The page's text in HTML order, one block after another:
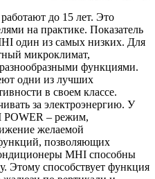
до 15 лет. Это
на практике. Показатель
один из самых низких. Для
микроклимат,
функциями.
одни из лучших
в своем классе.
за электроэнергию. У
POWER – режим,
желаемой
позволяющих
MHI способны
Этому способствует функция